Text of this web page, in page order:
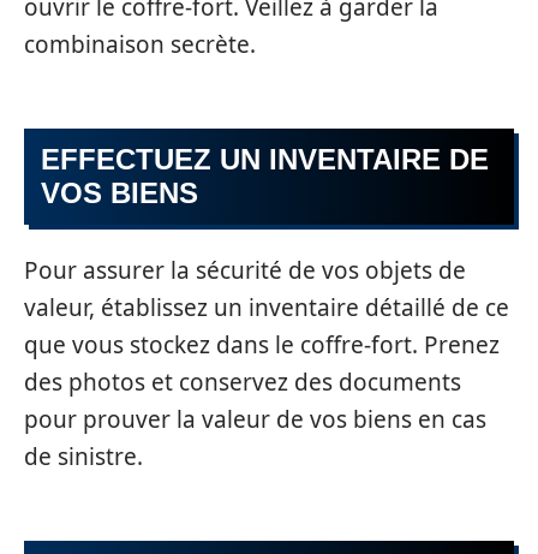
ouvrir le coffre-fort. Veillez à garder la
combinaison secrète.
EFFECTUEZ UN INVENTAIRE DE
VOS BIENS
Pour assurer la sécurité de vos objets de
valeur, établissez un inventaire détaillé de ce
que vous stockez dans le coffre-fort. Prenez
des photos et conservez des documents
pour prouver la valeur de vos biens en cas
de sinistre.